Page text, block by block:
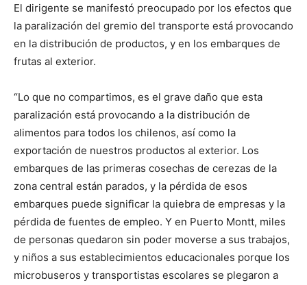
El dirigente se manifestó preocupado por los efectos que
la paralización del gremio del transporte está provocando
en la distribución de productos, y en los embarques de
frutas al exterior.
“Lo que no compartimos, es el grave daño que esta
paralización está provocando a la distribución de
alimentos para todos los chilenos, así como la
exportación de nuestros productos al exterior. Los
embarques de las primeras cosechas de cerezas de la
zona central están parados, y la pérdida de esos
embarques puede significar la quiebra de empresas y la
pérdida de fuentes de empleo. Y en Puerto Montt, miles
de personas quedaron sin poder moverse a sus trabajos,
y niños a sus establecimientos educacionales porque los
microbuseros y transportistas escolares se plegaron a